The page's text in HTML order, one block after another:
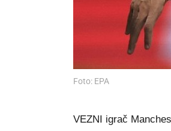
Foto: EPA
VEZNI igrač